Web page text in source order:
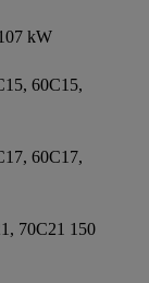
kW
60C15,
60C17,
70C21 150